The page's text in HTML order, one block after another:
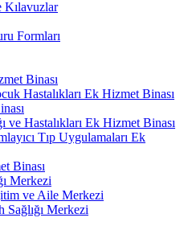
Kılavuzlar
Formları
Binası
Hastalıkları Ek Hizmet Binası
ve Hastalıkları Ek Hizmet Binası
Tıp Uygulamaları Ek
Binası
Merkezi
ve Aile Merkezi
Sağlığı Merkezi